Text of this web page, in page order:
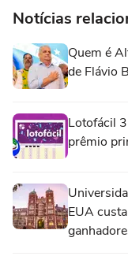
Notícias
Quem é
de Flávio
Lotofácil
prêmio
EUA